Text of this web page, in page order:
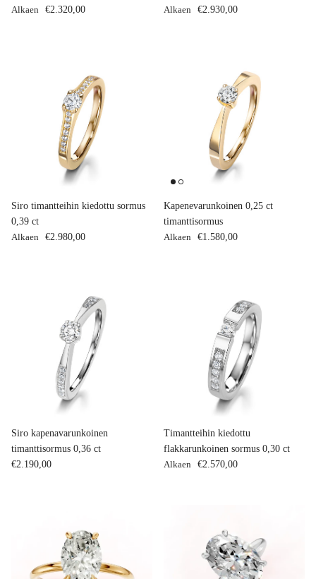
Normaalihinta
Alkaen €2.320,00
Normaalihinta
Alkaen €2.930,00
Siro timantteihin kiedottu sormus
0,39 ct
Normaalihinta
Alkaen €2.980,00
Kapenevarunkoinen 0,25 ct
timanttisormus
Normaalihinta
Alkaen €1.580,00
Siro kapenavarunkoinen
timanttisormus 0,36 ct
Normaalihinta
€2.190,00
Timantteihin kiedottu
flakkarunkoinen sormus 0,30 ct
Normaalihinta
Alkaen €2.570,00